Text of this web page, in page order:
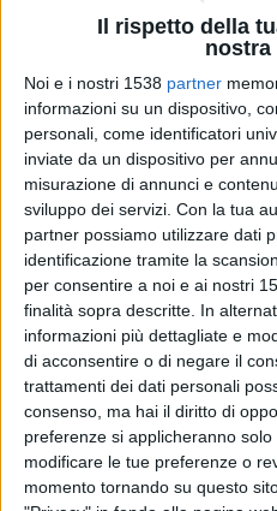
Il rispetto della
Noi e i nostri 1538 partner
informazioni su un dispositivo,
personali, come identificatori
inviate da un dispositivo per
misurazione di annunci e
sviluppo dei servizi. Con la tua
partner possiamo utilizzare dati
identificazione tramite la
per consentire a noi e ai nostri
finalità sopra descritte. In
informazioni più dettagliate e
di acconsentire o di negare il
trattamenti dei dati personali
consenso, ma hai il diritto di
preferenze si applicheranno
modificare le tue preferenze o
momento tornando su questo
al “Teatro”,
Cannatadi
Marco Basiledi
il “Cinema”,
“Musica”,
“Insieme” per la
Turismo”,
sezione “Talenti
Cautelaper il